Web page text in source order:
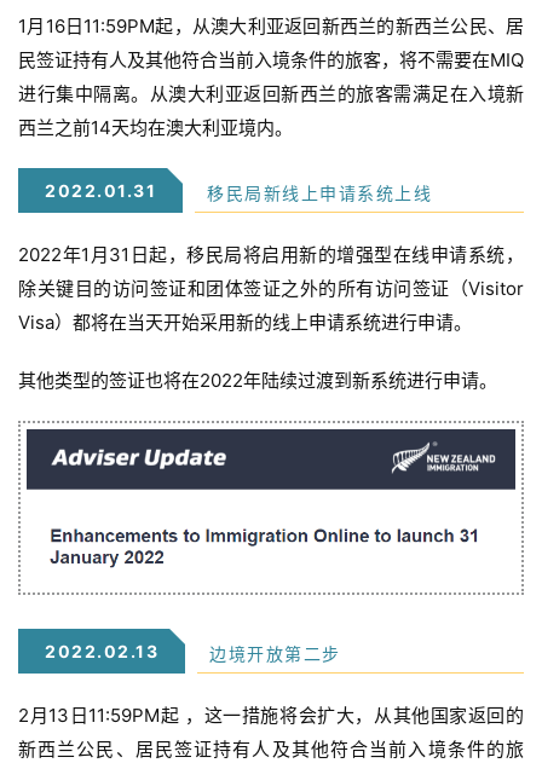
1月16日11:59PM起，从澳大利亚返回新西兰的新西兰公民、居
民签证持有人及其他符合当前入境条件的旅客，将不需要在MIQ
进行集中隔离。
从澳大利亚返回新西兰的旅客需满足在入境新
西兰之前14天均在澳大利亚境内。
2022.01.31 移民局新线上申请系统上线
2022年1月31日起，移民局将启用新的增强型在线申请系统，
除关键目的访问签证和团体签证之外的所有访问签证（Visitor
Visa）都将在当天开始采用新的线上申请系统进行申请。
其他类型的签证也将在2022年陆续过渡到新系统进行申请。
2022.02.13 边境开放第二步
2月13日11:59PM起 ，这一措施将会扩大，从其他国家返回的
新西兰公民、居民签证持有人及其他符合当前入境条件的旅